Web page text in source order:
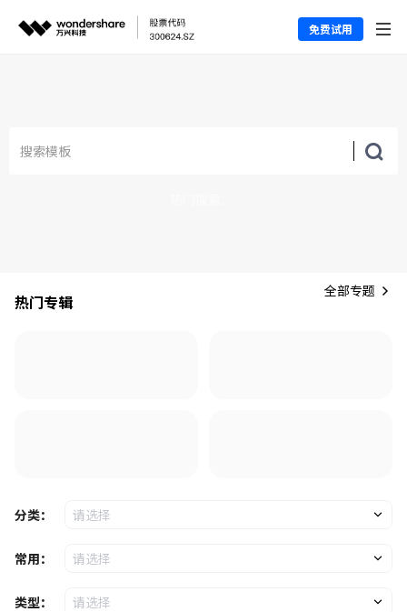
免费试用
热门专辑
全部专题
分类： 请选择
常用： 请选择
类型： 请选择